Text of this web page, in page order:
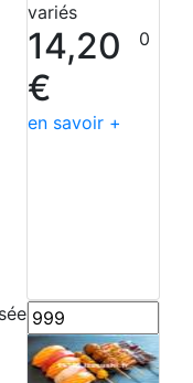
variés
14,20
€
en savoir +
0